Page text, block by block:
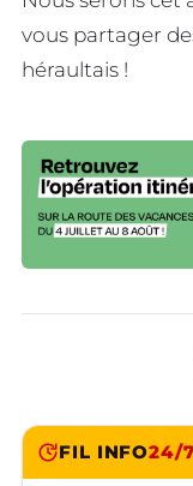
vous partager
héraultais !
FIL INFO24/7